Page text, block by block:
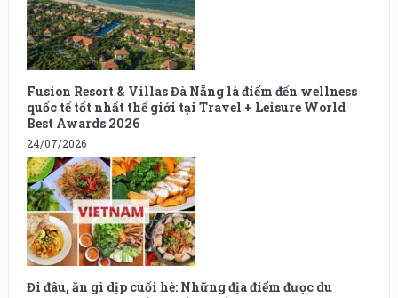
Fusion Resort & Villas Đà Nẵng là điểm đến wellness
quốc tế tốt nhất thế giới tại Travel + Leisure World
Best Awards 2026
24/07/2026
Đi đâu, ăn gì dịp cuối hè: Những địa điểm được du